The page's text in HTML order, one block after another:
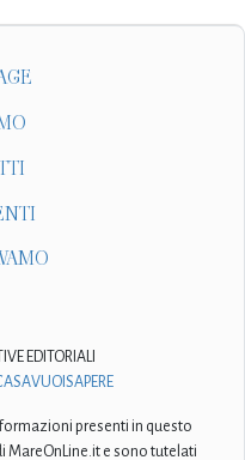
EDITORIALI
presenti in questo
MareOnLine.it e sono tutelati